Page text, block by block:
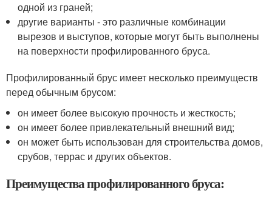
одной из граней;
другие варианты - это различные комбинации
вырезов и выступов, которые могут быть выполнены
на поверхности профилированного бруса.
Профилированный брус имеет несколько преимуществ
перед обычным брусом:
он имеет более высокую прочность и жесткость;
он имеет более привлекательный внешний вид;
он может быть использован для строительства домов,
срубов, террас и других объектов.
Преимущества профилированного бруса: